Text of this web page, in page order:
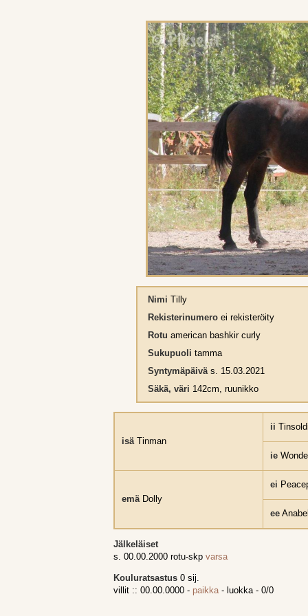
Nimi Tilly
Rekisterinumeroei rekisteröity
Rotu american bashkir curly
Sukupuoli tamma
Syntymäpäiväs. 15.03.2021
Säkä, väri 142cm, ruunikko
isä Tinman
ii
ie
emä Dolly
ei
ee
Jälkeläiset
s. 00.00.2000 rotu-skp varsa
Kouluratsastus 0 sij.
villit :: 00.00.0000 - paikka - luokka - 0/0